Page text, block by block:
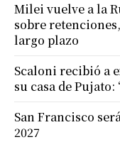
Milei vuelve a la
sobre
largo plazo
Scaloni recibió a
su casa de
San Francisco
2027